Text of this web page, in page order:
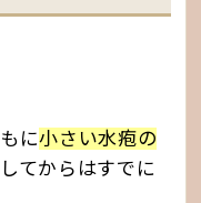
に小さい水疱の
てからはすでに